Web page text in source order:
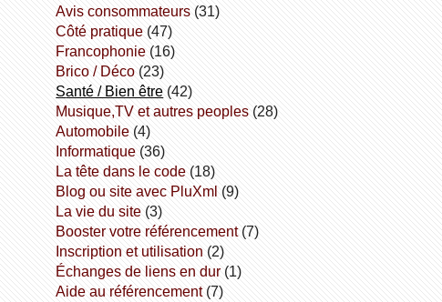
avis consommateurs (31)
côté pratique (47)
Francophonie (16)
Brico / Déco (23)
Santé / Bien être (42)
Musique,TV et autres peoples (28)
Automobile (4)
informatique (36)
la tête dans le code (18)
Blog ou site avec PluXml (9)
la vie du site (3)
booster votre référencement(7)
inscription et utilisation (2)
échanges de liens en dur (1)
aide au référencement(7)